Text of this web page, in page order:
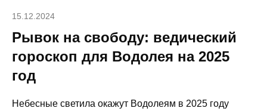
15.12.2024
Рывок на свободу: ведический
гороскоп для Водолея на 2025
год
Небесные светила окажут Водолеям в 2025 году